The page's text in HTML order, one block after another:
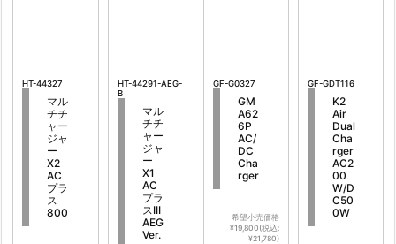
HT-44327
マル
チチ
ャー
ジャ
ー
X2
AC
プラ
ス
800
HT-44291-AEG-
B
マル
チチ
ャー
ジャ
ー
X1
AC
プラ
スIII
AEG
Ver.
GF-G0327
GM
A62
6P
AC/
DC
Cha
rger
希望小売価格
¥19,800(税込:
¥21,780)
GF-GDT116
K2
Air
Dual
Cha
rger
AC2
00
W/D
C50
0W